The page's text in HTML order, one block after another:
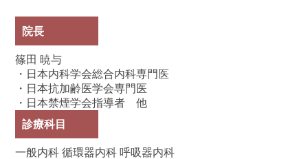
院長
篠田 暁与
・日本内科学会総合内科専門医
・日本抗加齢医学会専門医
・日本禁煙学会指導者 他
診療科目
一般内科 循環器内科 呼吸器内科